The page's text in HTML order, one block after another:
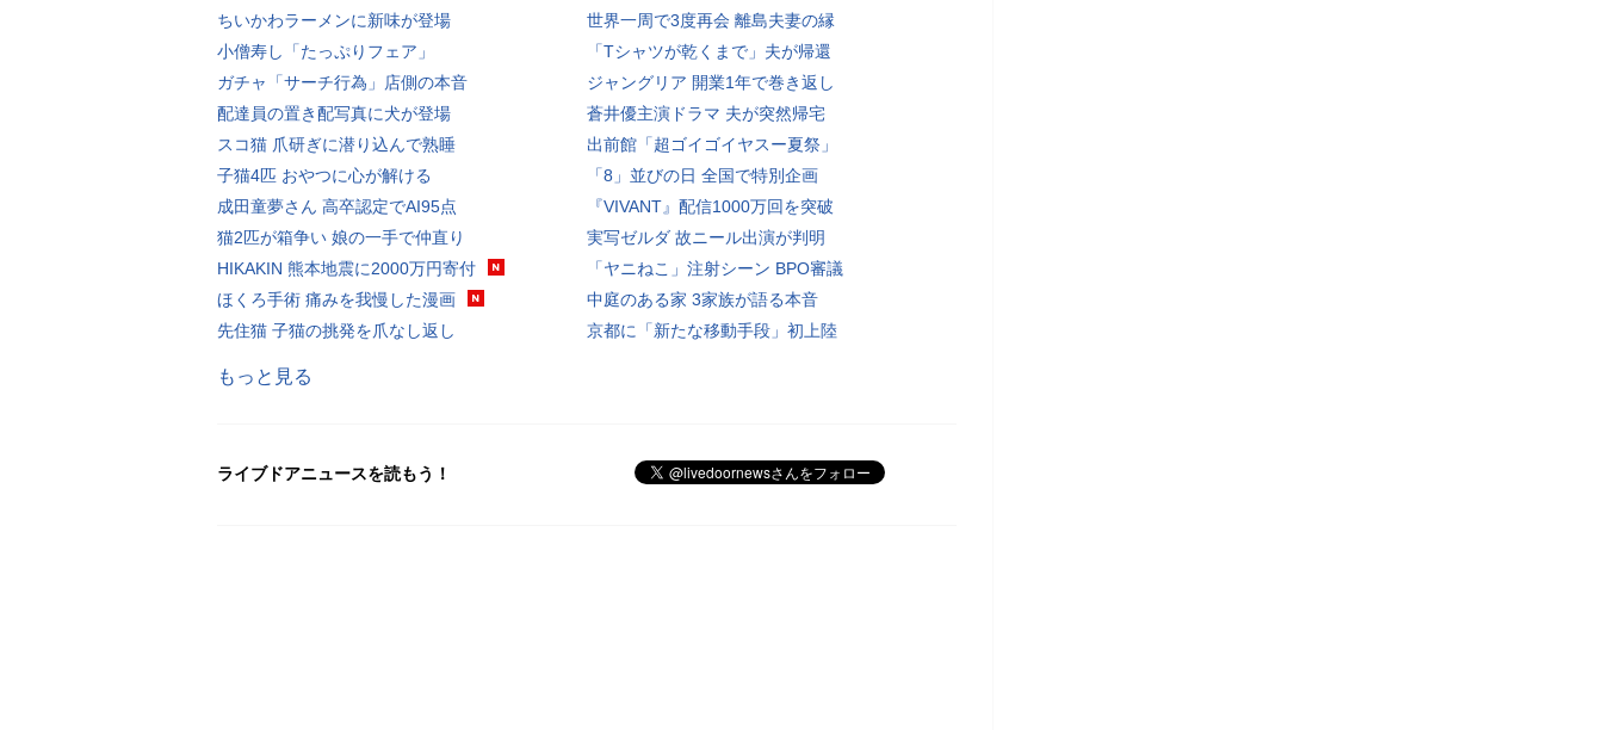
ちいかわラーメンに新味が登場
小僧寿し「たっぷりフェア」
ガチャ「サーチ行為」店側の本音
配達員の置き配写真に犬が登場
スコ猫 爪研ぎに潜り込んで熟睡
子猫4匹 おやつに心が解ける
成田童夢さん 高卒認定でAI95点
猫2匹が箱争い 娘の一手で仲直り
HIKAKIN 熊本地震に2000万円寄付
ほくろ手術 痛みを我慢した漫画
先住猫 子猫の挑発を爪なし返し
世界一周で3度再会 離島夫妻の縁
「Tシャツが乾くまで」夫が帰還
ジャングリア 開業1年で巻き返し
蒼井優主演ドラマ 夫が突然帰宅
出前館「超ゴイゴイヤスー夏祭」
「8」並びの日 全国で特別企画
『VIVANT』配信1000万回を突破
実写ゼルダ 故ニール出演が判明
「ヤニねこ」注射シーン BPO審議
中庭のある家 3家族が語る本音
京都に「新たな移動手段」初上陸
もっと見る
ライブドアニュースを読もう！